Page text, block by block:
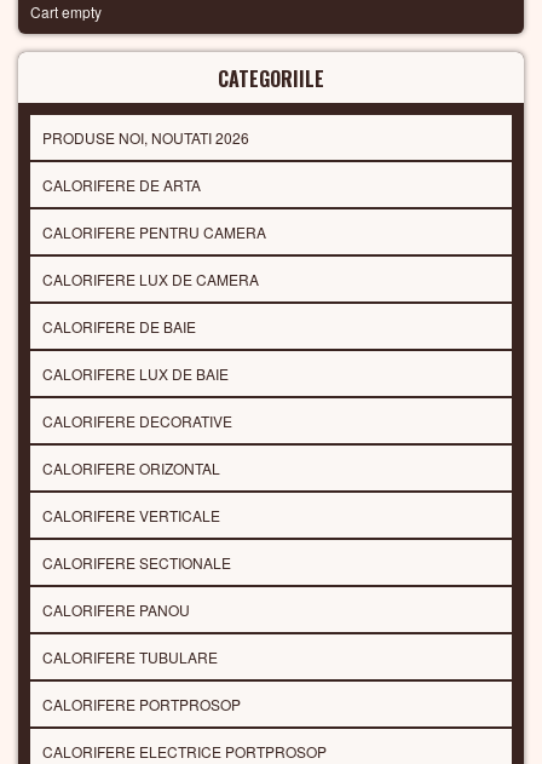
Cart empty
CATEGORIILE
PRODUSE NOI, NOUTATI 2026
CALORIFERE DE ARTA
CALORIFERE PENTRU CAMERA
CALORIFERE LUX DE CAMERA
CALORIFERE DE BAIE
CALORIFERE LUX DE BAIE
CALORIFERE DECORATIVE
CALORIFERE ORIZONTAL
CALORIFERE VERTICALE
CALORIFERE SECTIONALE
CALORIFERE PANOU
CALORIFERE TUBULARE
CALORIFERE PORTPROSOP
CALORIFERE ELECTRICE PORTPROSOP